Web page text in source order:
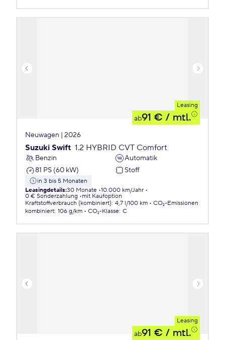
Leasing
ab91 € / mtl.
Neuwagen | 2026
Suzuki Swift 1.2 HYBRID CVT Comfort
Benzin
Automatik
81 PS (60 kW)
Stoff
in 3 bis 5 Monaten
Leasingdetails:30 Monate 10.000 km/Jahr
0 € Sonderzahlung
mit Kaufoption
Kraftstoffverbrauch (kombiniert): 4,7 l/100 km
CO₂-Emissionen
kombiniert: 106 g/km CO₂-Klasse: C
Leasing
ab91 € / mtl.